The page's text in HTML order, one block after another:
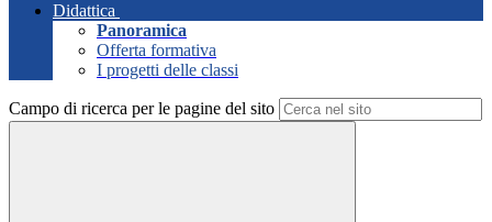
Didattica
Panoramica
Offerta formativa
I progetti delle classi
Campo di ricerca per le pagine del sito